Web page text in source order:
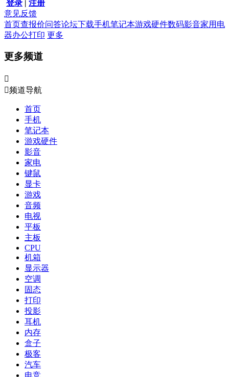
登录 | 注册
意见反馈
首页查报价问答论坛下载手机笔记本游戏硬件数码影音家用电
器办公打印 更多
更多频道

频道导航
首页
手机
笔记本
游戏硬件
影音
家电
键鼠
显卡
游戏
音频
电视
平板
主板
CPU
机箱
显示器
空调
固态
打印
投影
耳机
内存
盒子
极客
汽车
电竞